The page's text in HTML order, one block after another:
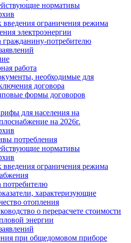
нормативы
введения ограничения режима
электроэнергии
гражданину-потребителю
работа
необходимые для
договора
формы договоров
для населения на
на 2026г.
потребления
нормативы
введения ограничения режима
потребителю
характеризующие
отопления
о перерасчете стоимости
энергии
при общедомовом приборе